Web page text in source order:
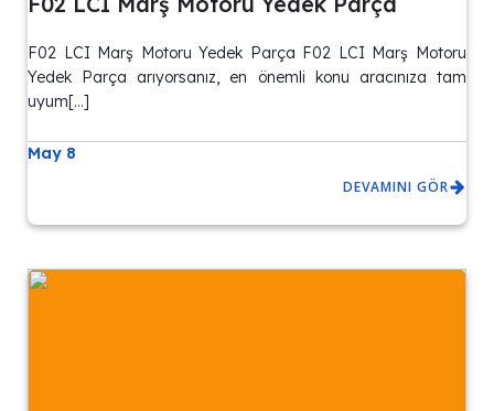
F02 LCI Marş Motoru Yedek Parça F02 LCI Marş Motoru
Yedek Parça arıyorsanız, en önemli konu aracınıza tam
uyum[…]
May 8
DEVAMINI GÖR